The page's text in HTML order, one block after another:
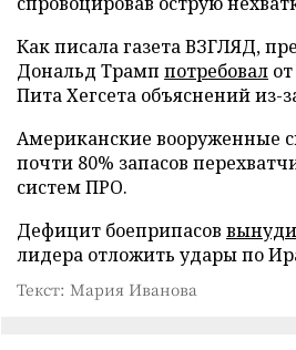
Как писала газета ВЗГЛЯД,
Дональд Трамп потребовал
Пита Хегсета объяснений из-
Американские вооруженные
почти 80% запасов
систем ПРО.
Дефицит боеприпасов
лидера отложить удары по
Текст: Мария Иванова